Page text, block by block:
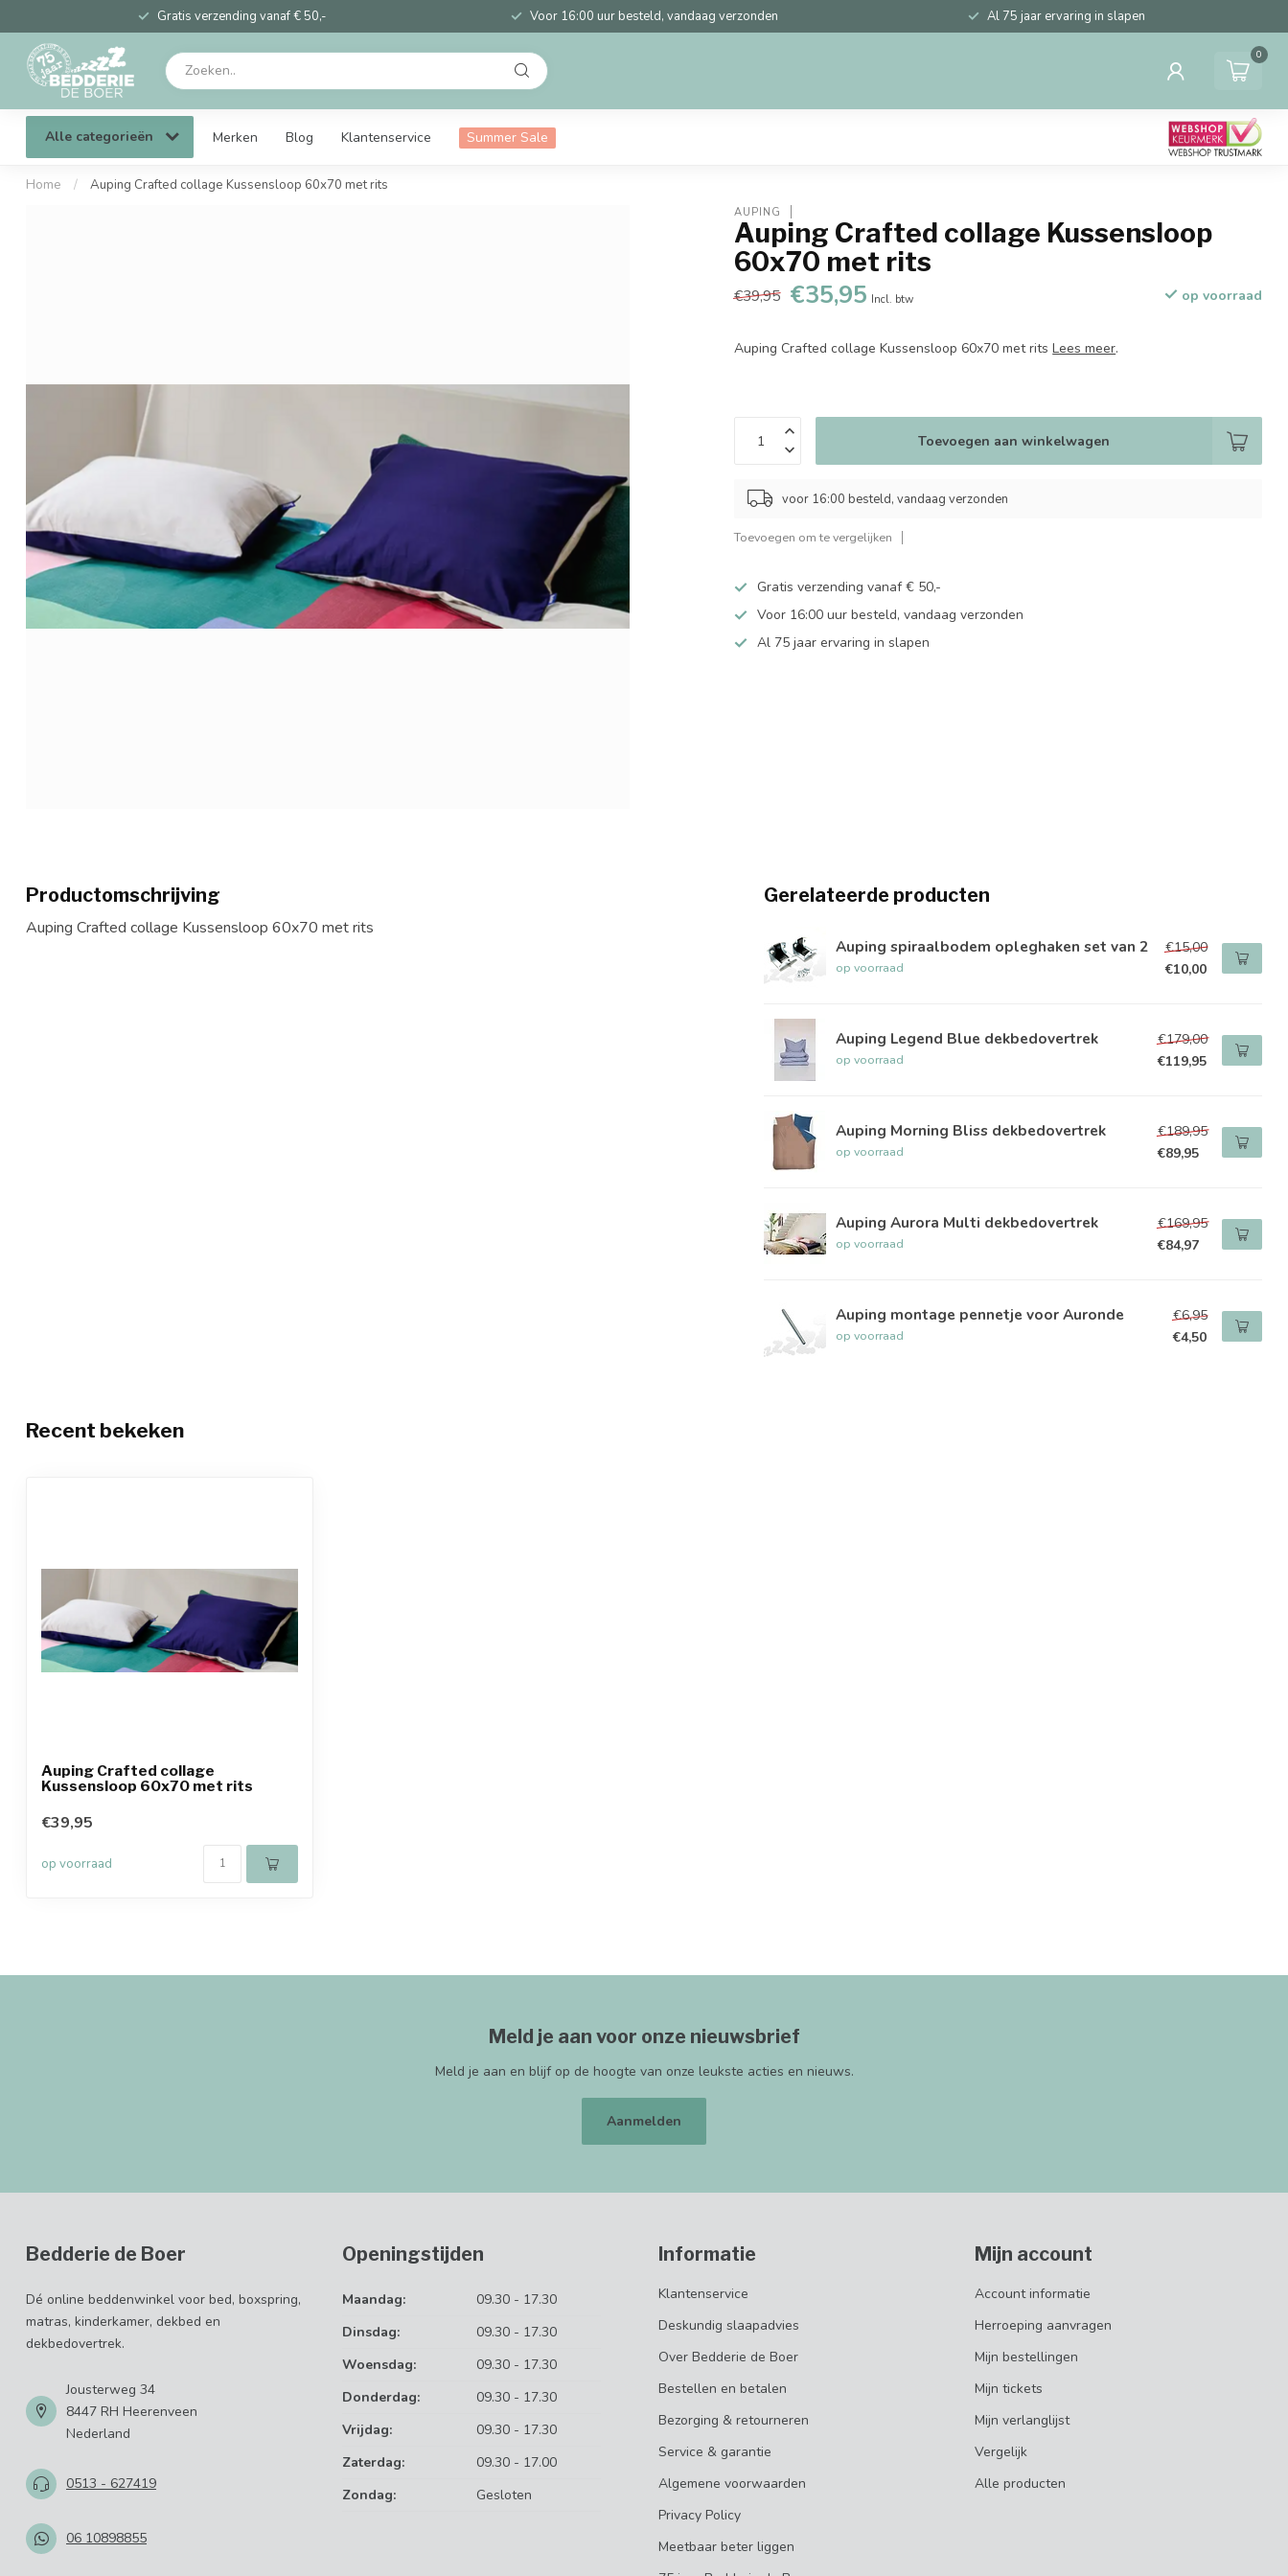
Gratis verzending vanaf € 50,- Voor 16:00 uur besteld, vandaag verzonden Al 75 jaar ervaring in slapen
0
Alle categorieën Merken Blog Klantenservice Summer Sale
Home / Auping Crafted collage Kussensloop 60x70 met rits
AUPING
Auping Crafted collage Kussensloop
60x70 met rits
€39,95 €35,95 Incl. btw op voorraad
Auping Crafted collage Kussensloop 60x70 met ritsLees meer.
Toevoegen aan winkelwagen
voor 16:00 besteld, vandaag verzonden
Toevoegen om te vergelijken
Gratis verzending vanaf € 50,-
Voor 16:00 uur besteld, vandaag verzonden
Al 75 jaar ervaring in slapen
Productomschrijving
Auping Crafted collage Kussensloop 60x70 met rits
Gerelateerde producten
Auping spiraalbodem opleghaken set van 2
op voorraad
€15,00
€10,00
Auping Legend Blue dekbedovertrek
op voorraad
€179,00
€119,95
Auping Morning Bliss dekbedovertrek
op voorraad
€189,95
€89,95
Auping Aurora Multi dekbedovertrek
op voorraad
€169,95
€84,97
Auping montage pennetje voor Auronde
op voorraad
€6,95
€4,50
Recent bekeken
Auping Crafted collage
Kussensloop 60x70 met rits
€39,95
op voorraad
Meld je aan voor onze nieuwsbrief
Meld je aan en blijf op de hoogte van onze leukste acties en nieuws.
Aanmelden
Bedderie de Boer
Dé online beddenwinkel voor bed, boxspring,
matras, kinderkamer, dekbed en
dekbedovertrek.
Jousterweg 34
8447 RH Heerenveen
Nederland
0513 - 627419
06 10898855
Openingstijden
Maandag:
09.30 - 17.30
Dinsdag:
09.30 - 17.30
Woensdag:
09.30 - 17.30
Donderdag:
09.30 - 17.30
Vrijdag:
09.30 - 17.30
Zaterdag:
09.30 - 17.00
Zondag:
Gesloten
Informatie
Klantenservice
Deskundig slaapadvies
Over Bedderie de Boer
Bestellen en betalen
Bezorging & retourneren
Service & garantie
Algemene voorwaarden
Privacy Policy
Meetbaar beter liggen
Mijn account
Account informatie
Herroeping aanvragen
Mijn bestellingen
Mijn tickets
Mijn verlanglijst
Vergelijk
Alle producten